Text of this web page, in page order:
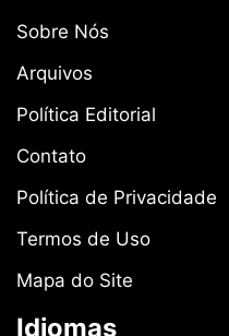
Sobre Nós
Arquivos
Política Editorial
Contato
Política de Privacidade
Termos de Uso
Mapa do Site
Idiomas